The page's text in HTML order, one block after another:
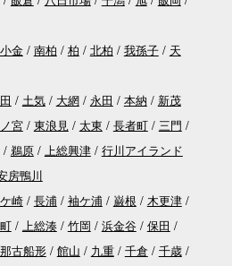
金 南柏 柏 北柏 我孫子
天
土気 大網 永田 本納
新茂
宮 東浪見 太東 長者町
三門
鵜原 上総興津
行川アイランド
房鴨川
崎 長浦 袖ケ浦 巌根
木更津
上総湊 竹岡 浜金谷
保田
那古船形 館山 九重 千倉
千歳